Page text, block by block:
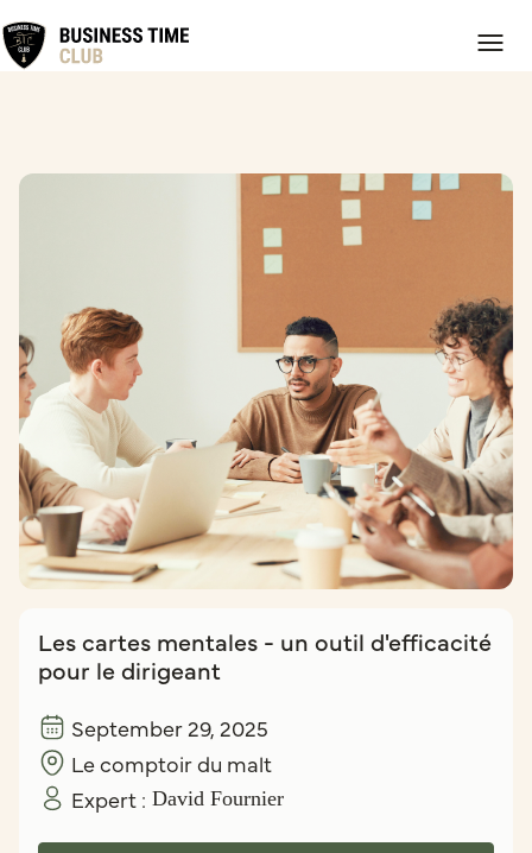
Les cartes mentales - un outil d'efficacité
pour le dirigeant
September 29, 2025
Le comptoir du malt
Expert : David Fournier